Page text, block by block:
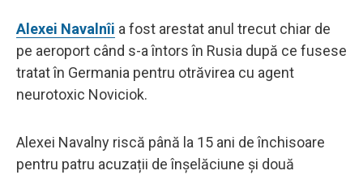
Alexei Navalnîi a fost arestat anul trecut chiar de
pe aeroport când s-a întors în Rusia după ce fusese
tratat în Germania pentru otrăvirea cu agent
neurotoxic Noviciok.
Alexei Navalny riscă până la 15 ani de închisoare
pentru patru acuzații de înșelăciune și două